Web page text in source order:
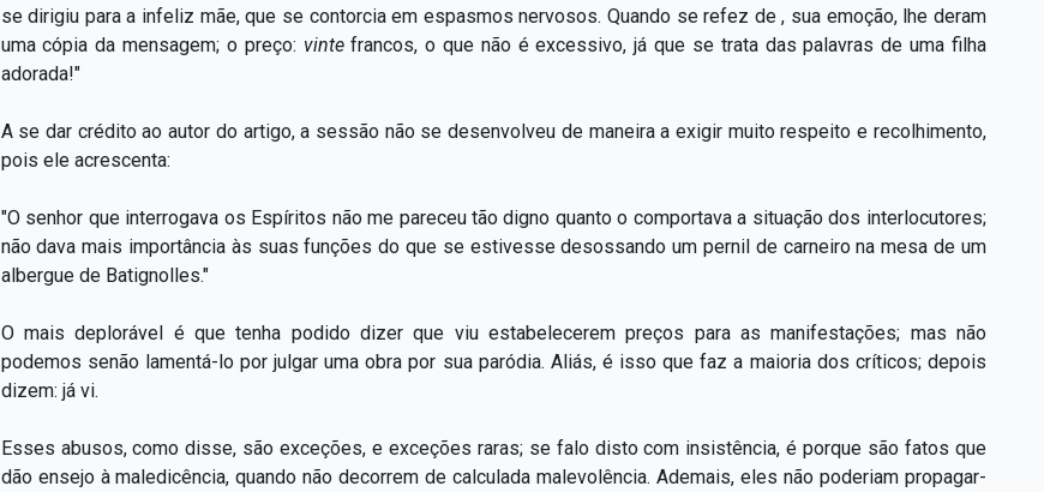
se dirigiu para a infeliz mãe, que se contorcia em espasmos nervosos. Quando se refez de , sua emoção, lhe deram
uma cópia da mensagem; o preço: vintefrancos, o que não é excessivo, já que se trata das palavras de uma filha
adorada!"
A se dar crédito ao autor do artigo, a sessão não se desenvolveu de maneira a exigir muito respeito e recolhimento,
pois ele acrescenta:
"O senhor que interrogava os Espíritos não me pareceu tão digno quanto o comportava a situação dos interlocutores;
não dava mais importância às suas funções do que se estivesse desossando um pernil de carneiro na mesa de um
albergue de Batignolles."
O mais deplorável é que tenha podido dizer que viu estabelecerem preços para as manifestações; mas não
podemos senão lamentá-lo por julgar uma obra por sua paródia. Aliás, é isso que faz a maioria dos críticos; depois
dizem: já vi.
Esses abusos, como disse, são exceções, e exceções raras; se falo disto com insistência, é porque são fatos que
dão ensejo à maledicência, quando não decorrem de calculada malevolência. Ademais, eles não poderiam propagar-